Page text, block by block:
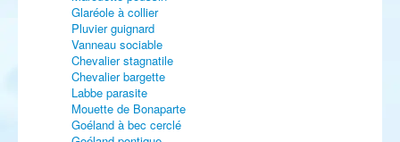
Glaréole à collier
Pluvier guignard
Vanneau sociable
Chevalier stagnatile
Chevalier bargette
Labbe parasite
Mouette de Bonaparte
Goéland à bec cerclé